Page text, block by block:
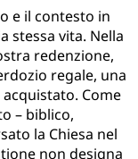
e il contesto in
stessa vita. Nella
redenzione,
regale, una
Come
– biblico,
la Chiesa nel
non designa